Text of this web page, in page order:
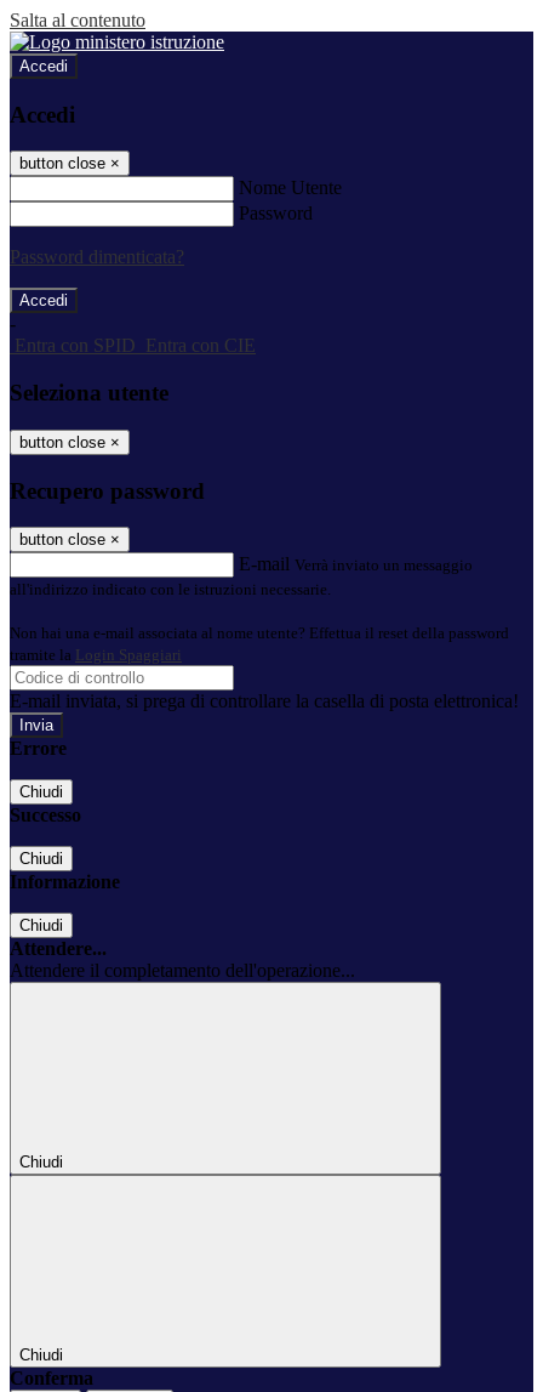
Salta al contenuto
Accedi
Accedi
button close ×
Nome Utente
Password
Password dimenticata?
-
Entra con SPID
Entra con CIE
Seleziona utente
button close ×
Recupero password
button close ×
E-mail Verrà inviato un messaggio
all'indirizzo indicato con le istruzioni necessarie.
Non hai una e-mail associata al nome utente? Effettua il reset della password
tramite la Login Spaggiari
E-mail inviata, si prega di controllare la casella di posta elettronica!
Errore
Chiudi
Successo
Chiudi
Informazione
Chiudi
Attendere...
Attendere il completamento dell'operazione...
Chiudi
Chiudi
Conferma